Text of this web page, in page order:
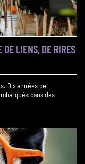
LIENS, DE RIRES
Dix années de
dans des